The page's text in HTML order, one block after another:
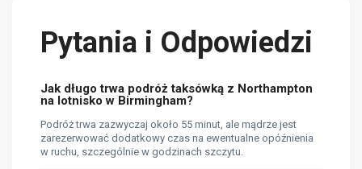
Pytania i Odpowiedzi
Jak długo trwa podróż taksówką z Northampton
na lotnisko w Birmingham?
Podróż trwa zazwyczaj około 55 minut, ale mądrze jest
zarezerwować dodatkowy czas na ewentualne opóźnienia
w ruchu, szczególnie w godzinach szczytu.